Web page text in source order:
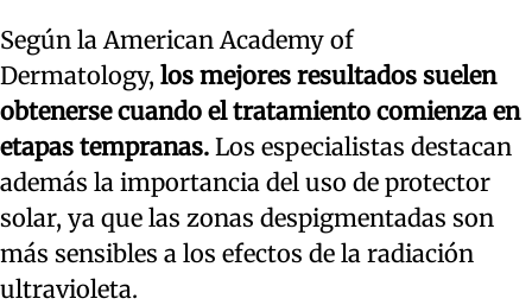
Según la American Academy of
Dermatology, los mejores resultados suelen
obtenerse cuando el tratamiento comienza en
etapas tempranas. Los especialistas destacan
además la importancia del uso de protector
solar, ya que las zonas despigmentadas son
más sensibles a los efectos de la radiación
ultravioleta.